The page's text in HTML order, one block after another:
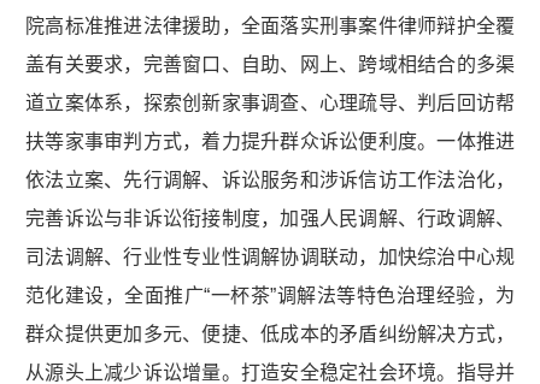
院高标准推进法律援助，全面落实刑事案件律师辩护全覆
盖有关要求，完善窗口、自助、网上、跨域相结合的多渠
道立案体系，探索创新家事调查、心理疏导、判后回访帮
扶等家事审判方式，着力提升群众诉讼便利度。一体推进
依法立案、先行调解、诉讼服务和涉诉信访工作法治化，
完善诉讼与非诉讼衔接制度，加强人民调解、行政调解、
司法调解、行业性专业性调解协调联动，加快综治中心规
范化建设，全面推广“一杯茶”调解法等特色治理经验，为
群众提供更加多元、便捷、低成本的矛盾纠纷解决方式，
从源头上减少诉讼增量。打造安全稳定社会环境。指导并